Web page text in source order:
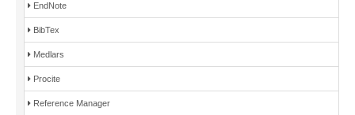
EndNote
BibTex
Medlars
Procite
Reference Manager